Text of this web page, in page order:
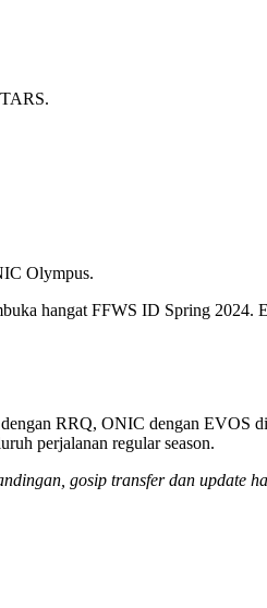
Olympus.
hangat FFWS ID Spring 2024.
RRQ, ONIC dengan EVOS
perjalanan regular season.
gosip transfer dan update